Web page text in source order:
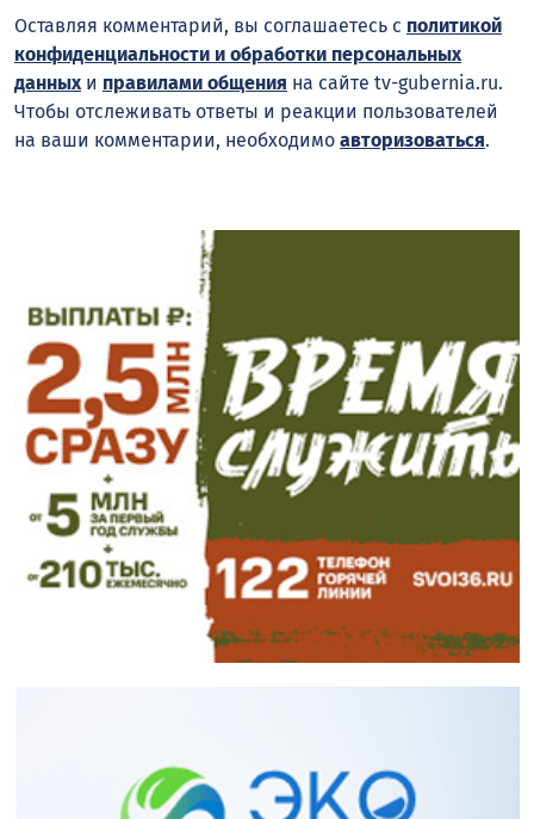
Оставляя комментарий, вы соглашаетесь с политикой
конфиденциальности и обработки персональных
данныхи правилами общения на сайте tv-gubernia.ru.
Чтобы отслеживать ответы и реакции пользователей
на ваши комментарии, необходимо авторизоваться.